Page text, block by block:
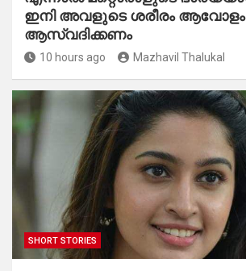
ഇനി അവളുടെ ശരീരം ആവോളം
ആസ്വദിക്കണം
10 hours ago Mazhavil Thalukal
SHORT STORIES